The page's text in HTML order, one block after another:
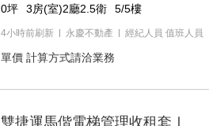
0坪 3房(室)2廳2.5衛 5/5樓
4小時前刷新 永慶不動產 經紀人員 值班人員
單價 計算方式請洽業務
雙捷運馬偕電梯管理收租套Ⅰ